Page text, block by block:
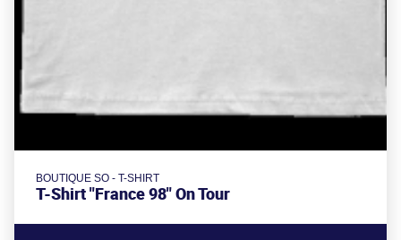
BOUTIQUE SO - T-SHIRT
T-Shirt "France 98" On Tour